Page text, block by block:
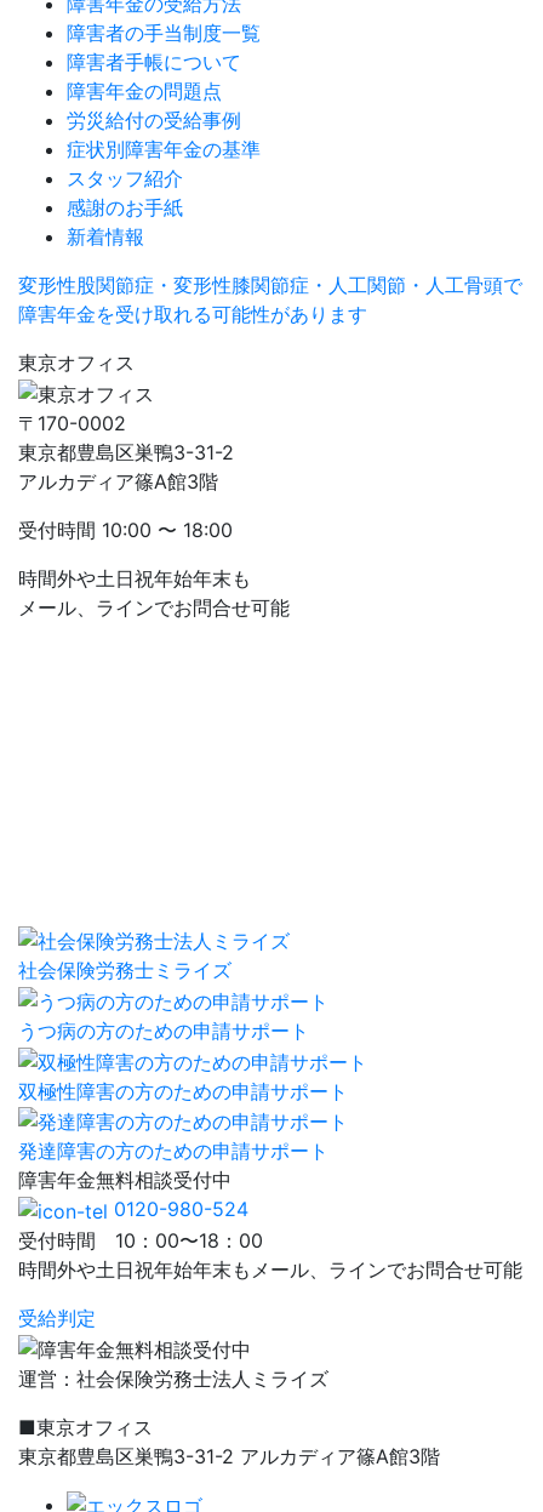
障害者の手当制度一覧
障害者手帳について
障害年金の問題点
労災給付の受給事例
症状別障害年金の基準
スタッフ紹介
感謝のお手紙
新着情報
変形性股関節症・変形性膝関節症・人工関節・人工骨頭で
障害年金を受け取れる可能性があります
東京オフィス
〒170-0002
東京都豊島区巣鴨3-31-2
アルカディア篠A館3階
受付時間 10:00 〜 18:00
時間外や土日祝年始年末も
メール、ラインでお問合せ可能
社会保険労務士ミライズ
うつ病の方のための申請サポート
双極性障害の方のための申請サポート
発達障害の方のための申請サポート
障害年金無料相談受付中
0120-980-524
受付時間 10：00〜18：00
時間外や土日祝年始年末もメール、ラインでお問合せ可能
受給判定
運営：社会保険労務士法人ミライズ
■東京オフィス
東京都豊島区巣鴨3-31-2 アルカディア篠A館3階